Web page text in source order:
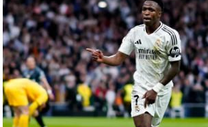
मा
/
ध
र्म
स्थ
ल
व्र